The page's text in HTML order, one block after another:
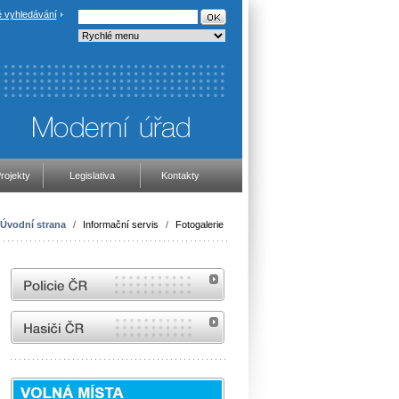
vyhledávání
Legislativa Kontakty
Úvodní strana / Informační servis / Fotogalerie
internetové stránky Policie ČR
internetové stránky Hasiči ČR